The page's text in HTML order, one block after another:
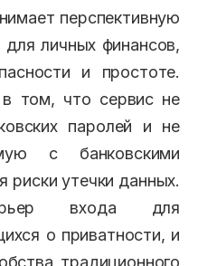
перспективную
личных финансов,
и простоте.
в том, что сервис не
паролей и не
с банковскими
риски утечки данных.
входа для
о приватности, и
традиционного